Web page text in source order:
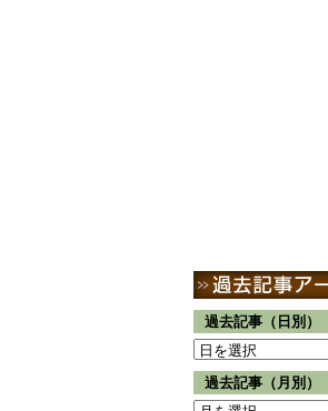
過去記事（日別）
過去記事（月別）